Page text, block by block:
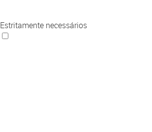
Estritamente necessários